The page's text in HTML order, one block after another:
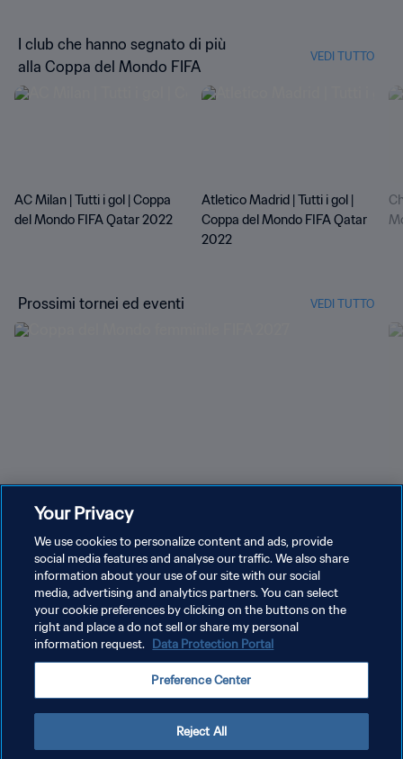
I club che hanno segnato di più
alla Coppa del Mondo FIFA
VEDI TUTTO
AC Milan | Tutti i gol | Coppa
del Mondo FIFA Qatar 2022
Atletico Madrid | Tutti i gol |
Coppa del Mondo FIFA Qatar
2022
Prossimi tornei ed eventi VEDI TUTTO
Coppa del Mondo femminile FIFA 2027
PRIVACY POLICY
GESTISCI LE TUE PREFERENZE PER I COOKIES
Copyright © 1994 - 2026 FIFA. Tutti i diritti riservati.
Your Privacy
We use cookies to personalize content and ads, provide
social media features and analyse our traffic. We also share
information about your use of our site with our social
media, advertising and analytics partners. You can select
your cookie preferences by clicking on the buttons on the
right and place a do not sell or share my personal
information request. Data Protection Portal
Preference Center
Reject All